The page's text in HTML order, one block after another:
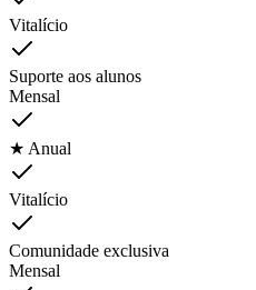
Vitalício
Suporte aos alunos
Mensal
★ Anual
Vitalício
Comunidade exclusiva
Mensal